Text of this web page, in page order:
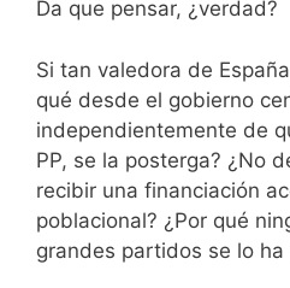
Da que pensar, ¿verdad?
Si tan valedora de
qué desde el gobierno
independientemente de
PP, se la posterga? ¿No
recibir una financiación
poblacional? ¿Por qué
grandes partidos se lo ha